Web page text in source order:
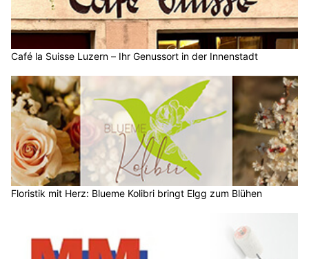
Café la Suisse Luzern – Ihr Genussort in der Innenstadt
Floristik mit Herz: Blueme Kolibri bringt Elgg zum Blühen